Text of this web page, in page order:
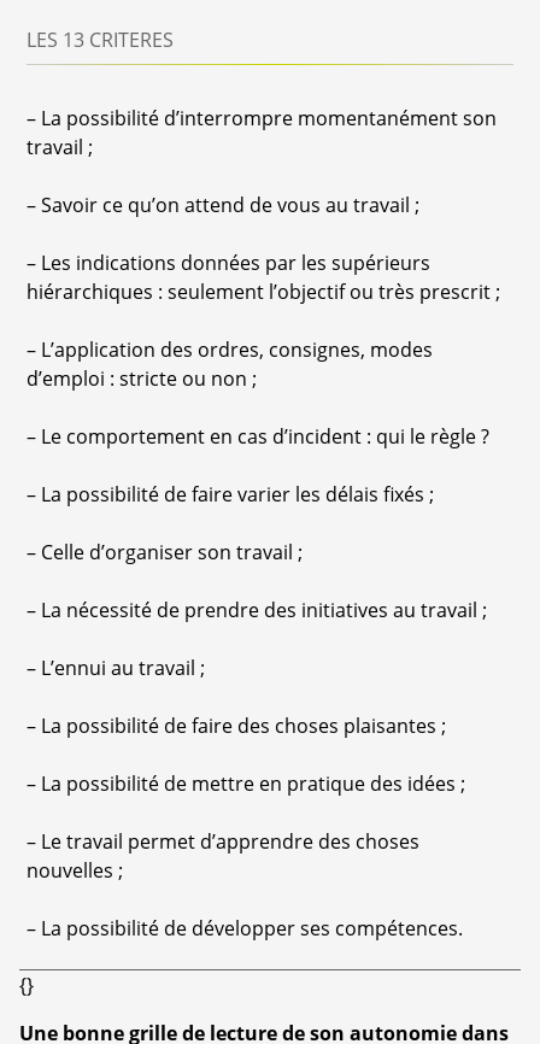
LES 13 CRITERES
– La possibilité d’interrompre momentanément son
travail ;
–Savoir ce qu’on attend de vous au travail ;
– Les indications données par les supérieurs
hiérarchiques : seulement l’objectif ou très prescrit ;
– L’application des ordres, consignes, modes
d’emploi : stricte ou non ;
– Le comportement en cas d’incident : qui le règle ?
– La possibilité de faire varier les délais fixés ;
– Celle d’organiser son travail ;
– La nécessité de prendre des initiatives au travail ;
– L’ennui au travail ;
– La possibilité de faire des choses plaisantes ;
– La possibilité de mettre en pratique des idées ;
– Le travail permet d’apprendre des choses
nouvelles ;
– La possibilité de développer ses compétences.
{}
Une bonne grille de lecture de son autonomie dans